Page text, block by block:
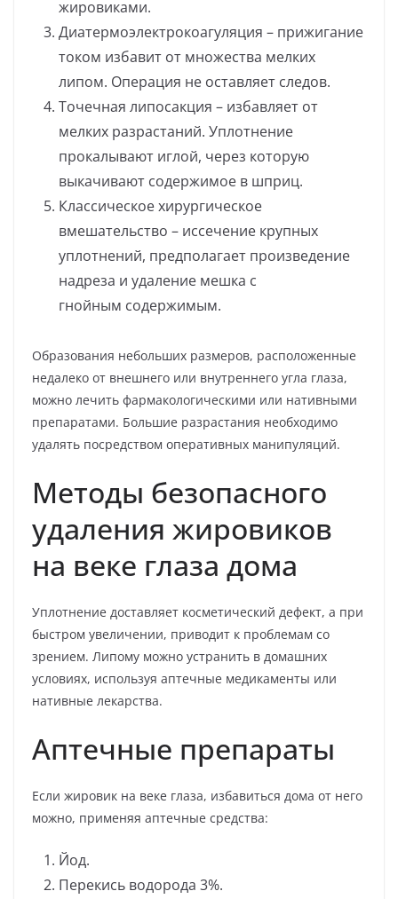
жировиками.
Диатермоэлектрокоагуляция – прижигание
током избавит от множества мелких
липом. Операция не оставляет следов.
Точечная липосакция – избавляет от
мелких разрастаний. Уплотнение
прокалывают иглой, через которую
выкачивают содержимое в шприц.
Классическое хирургическое
вмешательство – иссечение крупных
уплотнений, предполагает произведение
надреза и удаление мешка с
гнойным содержимым.
Образования небольших размеров, расположенные
недалеко от внешнего или внутреннего угла глаза,
можно лечить фармакологическими или нативными
препаратами. Большие разрастания необходимо
удалять посредством оперативных манипуляций.
Методы безопасного
удаления жировиков
на веке глаза дома
Уплотнение доставляет косметический дефект, а при
быстром увеличении, приводит к проблемам со
зрением. Липому можно устранить в домашних
условиях, используя аптечные медикаменты или
нативные лекарства.
Аптечные препараты
Если жировик на веке глаза, избавиться дома от него
можно, применяя аптечные средства:
Йод.
Перекись водорода 3%.